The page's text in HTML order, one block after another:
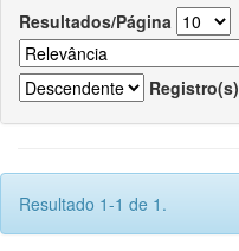
Resultados/Página
Registro(s)
Resultado 1-1 de 1.